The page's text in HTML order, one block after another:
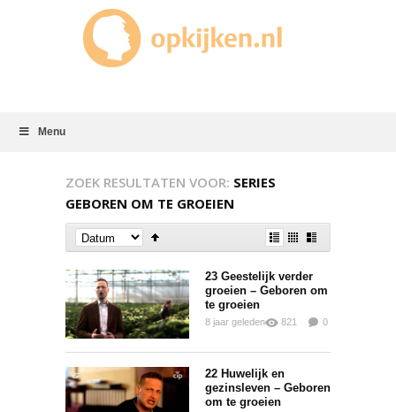
Menu
ZOEK RESULTATEN VOOR: SERIES
GEBOREN OM TE GROEIEN
23 Geestelijk verder
groeien – Geboren om
te groeien
8 jaar geleden 821
0
22 Huwelijk en
gezinsleven – Geboren
om te groeien